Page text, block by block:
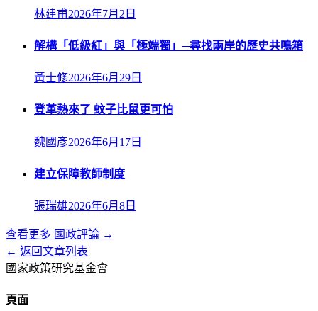
林建甫2026年7月2日
解構「低級紅」與「極端獨」─尋找兩岸的歷史共鳴箱
黃士修2026年6月29日
登革熱來了 蚊子比鼠更可怕
魏國彥2026年6月17日
建立保障教師制度
張瑞雄2026年6月8日
查看更多 國政評論 →
← 返回文章列表
國家政策研究基金會
頁面